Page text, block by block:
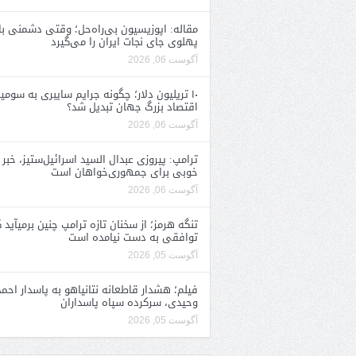
مقاله: اپوزیسیون بی‌راه‌حل؛ وقتی دشمنی
پهلوی جای نجات ایران را می‌گیرد
آگوست 06, 2026
۱۰ تریلیون دلار؛ چگونه جرایم سایبری به
اقتصاد بزرگ جهان تبدیل شد؟
آگوست 06, 2026
ترامپ: پیروزی عبدال السید اسرائیل‌ستیز، خبر
خوبی برای جمهوری‌خواهان است
آگوست 06, 2026
تنگه هرمز؛ از سخنان تازه ترامپ چنین
توافقی به دست نیامده است
آگوست 05, 2026
فیلم؛ هشدار قاطعانه نتانیاهو به پاسدار
وحیدی، سرکرده سپاه پاسداران
آگوست 05, 2026